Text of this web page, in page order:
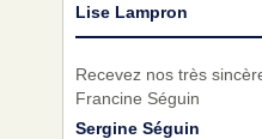
Lise Lampron
Recevez nos très
Francine Séguin
Sergine Séguin